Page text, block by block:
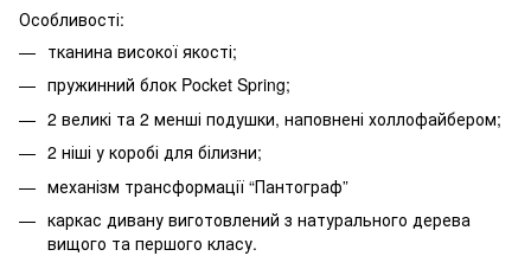
Особливості:
тканина високої якості;
пружинний блок Pocket Spring;
2 великі та 2 менші подушки, наповнені холлофайбером;
2 ніші у коробі для білизни;
механізм трансформації “Пантограф”
каркас дивану виготовлений з натурального дерева
вищого та першого класу.